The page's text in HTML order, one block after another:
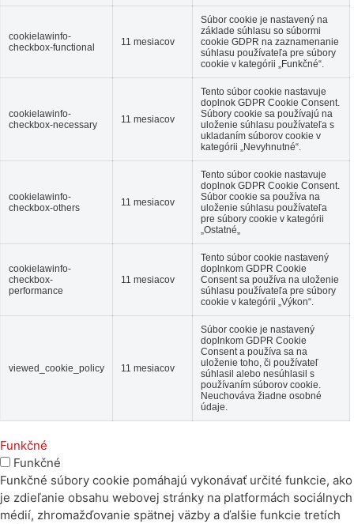
cookielawinfo-
checkbox-functional
11 mesiacov
Súbor cookie je nastavený na
základe súhlasu so súbormi
cookie GDPR na zaznamenanie
súhlasu používateľa pre súbory
cookie v kategórii „Funkčné“.
cookielawinfo-
checkbox-necessary
11 mesiacov
Tento súbor cookie nastavuje
doplnok GDPR Cookie Consent.
Súbory cookie sa používajú na
uloženie súhlasu používateľa s
ukladaním súborov cookie v
kategórii „Nevyhnutné“.
cookielawinfo-
checkbox-others
11 mesiacov
Tento súbor cookie nastavuje
doplnok GDPR Cookie Consent.
Súbor cookie sa používa na
uloženie súhlasu používateľa
pre súbory cookie v kategórii
„Ostatné„
cookielawinfo-
checkbox-
performance
11 mesiacov
Tento súbor cookie nastavený
doplnkom GDPR Cookie
Consent sa používa na uloženie
súhlasu používateľa pre súbory
cookie v kategórii „Výkon“.
viewed_cookie_policy 11 mesiacov
Súbor cookie je nastavený
doplnkom GDPR Cookie
Consent a používa sa na
uloženie toho, či používateľ
súhlasil alebo nesúhlasil s
používaním súborov cookie.
Neuchováva žiadne osobné
údaje.
Funkčné
Funkčné
Funkčné súbory cookie pomáhajú vykonávať určité funkcie, ako
je zdieľanie obsahu webovej stránky na platformách sociálnych
médií, zhromažďovanie spätnej väzby a ďalšie funkcie tretích